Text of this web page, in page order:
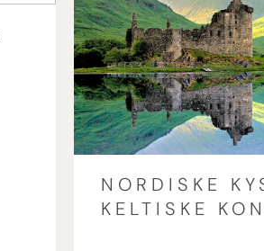
NORDISKE
KELTISKE